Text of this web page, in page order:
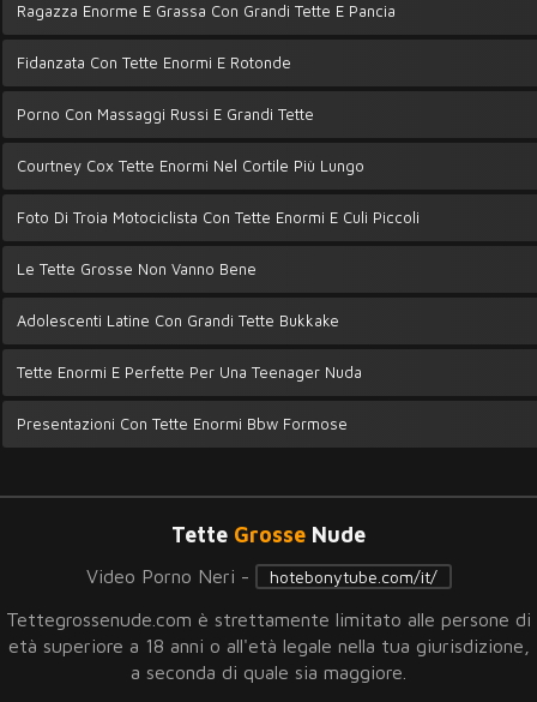
Ragazza Enorme E Grassa Con Grandi Tette E Pancia
Fidanzata Con Tette Enormi E Rotonde
Porno Con Massaggi Russi E Grandi Tette
Courtney Cox Tette Enormi Nel Cortile Più Lungo
Foto Di Troia Motociclista Con Tette Enormi E Culi Piccoli
Le Tette Grosse Non Vanno Bene
Adolescenti Latine Con Grandi Tette Bukkake
Tette Enormi E Perfette Per Una Teenager Nuda
Presentazioni Con Tette Enormi Bbw Formose
Tette Grosse Nude
Video Porno Neri - hotebonytube.com/it/
Tettegrossenude.com è strettamente limitato alle persone di
età superiore a 18 anni o all'età legale nella tua giurisdizione,
a seconda di quale sia maggiore.